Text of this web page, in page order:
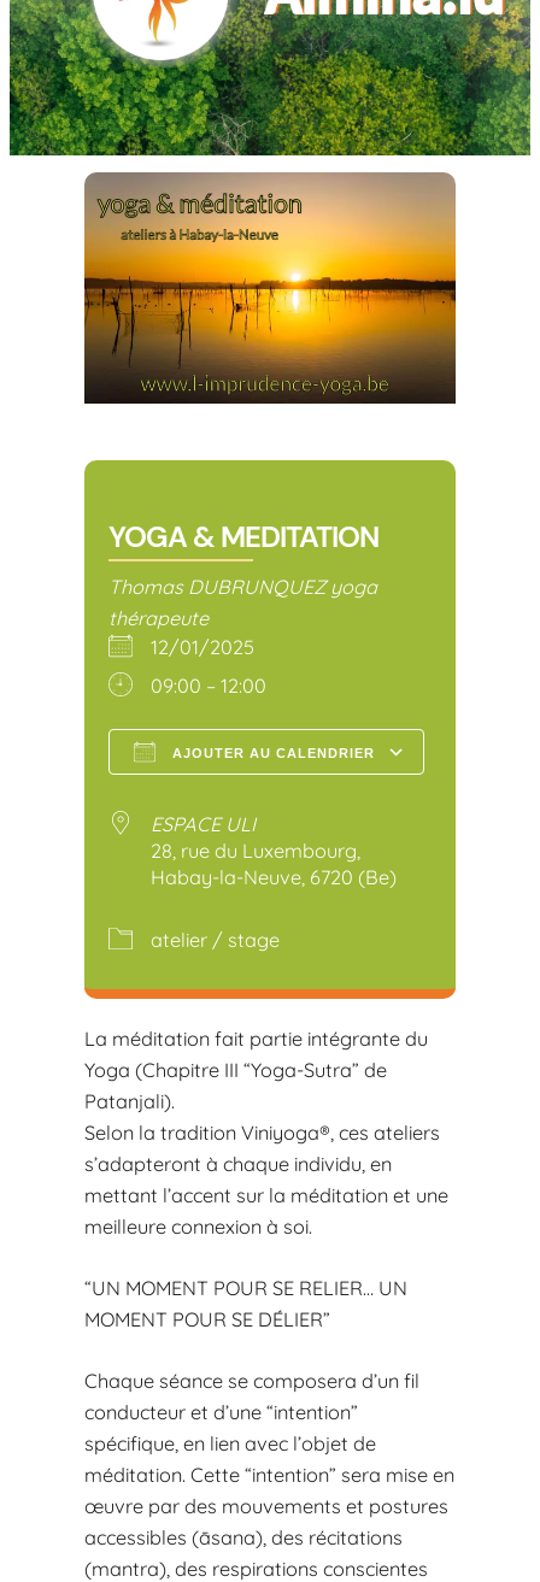
YOGA & MEDITATION
Thomas DUBRUNQUEZ yoga
thérapeute
12/01/2025
09:00 – 12:00
AJOUTER AU CALENDRIER
ESPACE ULI
28, rue du Luxembourg,
Habay-la-Neuve, 6720 (Be)
atelier / stage
La méditation fait partie intégrante du
Yoga (Chapitre III “Yoga-Sutra” de
Patanjali).
Selon la tradition Viniyoga®, ces ateliers
s’adapteront à chaque individu, en
mettant l’accent sur la méditation et une
meilleure connexion à soi.
“UN MOMENT POUR SE RELIER… UN
MOMENT POUR SE DÉLIER”
Chaque séance se composera d’un fil
conducteur et d’une “intention”
spécifique, en lien avec l’objet de
méditation. Cette “intention” sera mise en
œuvre par des mouvements et postures
accessibles (āsana), des récitations
(mantra), des respirations conscientes